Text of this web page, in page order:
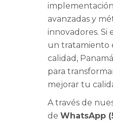
avanzadas y
innovadores. Si
un tratamiento
calidad,
para
mejorar tu
A través de
de WhatsApp